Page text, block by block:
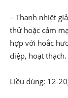
– Thanh nhiệt
thử hoặc cảm
hợp với hoắc
diệp, hoạt thạch.
Liều dùng: 12-